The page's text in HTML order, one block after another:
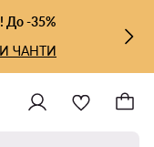
До -35%
ЧАНТИ